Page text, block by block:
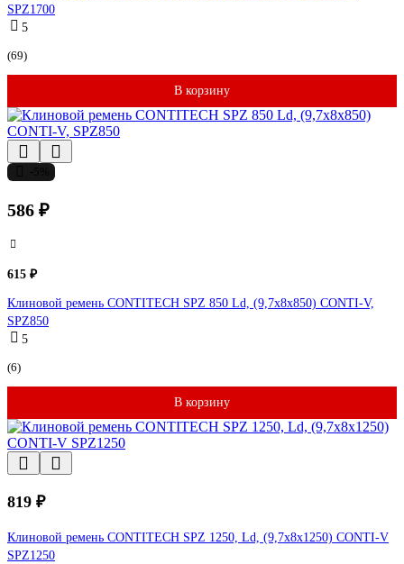
SPZ1700
5
(69)
В корзину
586 ₽
615 ₽
Клиновой ремень CONTITECH SPZ 850 Ld, (9,7x8x850) CONTI-V,
SPZ850
5
(6)
В корзину
819 ₽
Клиновой ремень CONTITECH SPZ 1250, Ld, (9,7x8x1250) CONTI-V
SPZ1250